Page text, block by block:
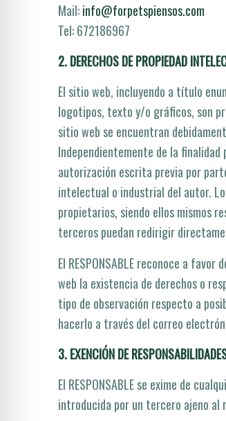
Mail:info@forpetspiensos.com
Tel: 672186967
2. DERECHOS DE PROPIEDAD
El sitio web, incluyendo a tí­tulo
logotipos, texto y/o gráficos, son
sitio web se encuentran
Independientemente de la
autorización escrita previa por
intelectual o industrial del autor.
propietarios, siendo ellos mismos
terceros puedan redirigir
El RESPONSABLE reconoce a
web la existencia de derechos o
tipo de observación respecto a
hacerlo a través del correo
3. EXENCIÓN DE
El RESPONSABLE se exime de
introducida por un tercero ajeno al